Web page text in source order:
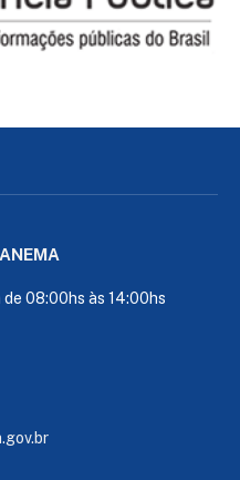
08:00hs às 14:00hs
gov.br